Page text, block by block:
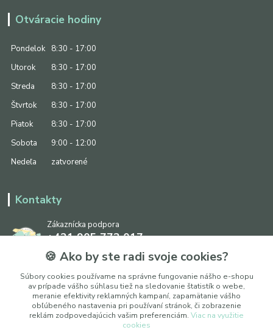
Otváracie hodiny
Pondelok
8:30 - 17:00
Utorok
8:30 - 17:00
Streda
8:30 - 17:00
Štvrtok
8:30 - 17:00
Piatok
8:30 - 17:00
Sobota
9:00 - 12:00
Nedeľa
zatvorené
Kontakty
Zákaznícka podpora
+421 905 773 017
(Po-Pia, 8:30 - 17:00, So: 9:00 - 12:00)
info@ipapier.sk
🍪 Ako by ste radi svoje cookies?
Súbory cookies používame na správne fungovanie nášho e-shopu
av prípade vášho súhlasu tiež na sledovanie štatistík o webe,
meranie efektivity reklamných kampaní, zapamätanie vášho
obľúbeného nastavenia pri používaní stránok, či zobrazenie
reklám zodpovedajúcich vašim preferenciám. Viac na využitie
cookies